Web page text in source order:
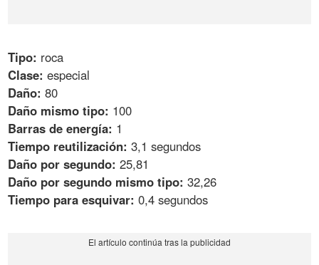
Tipo: roca
Clase: especial
Daño: 80
Daño mismo tipo: 100
Barras de energía: 1
Tiempo reutilización: 3,1 segundos
Daño por segundo: 25,81
Daño por segundo mismo tipo: 32,26
Tiempo para esquivar: 0,4 segundos